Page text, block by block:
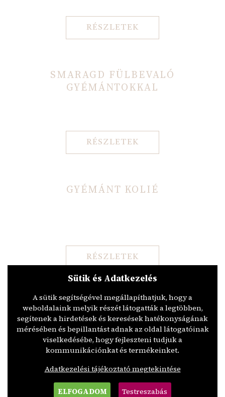
RÉSZLETEK
SMARAGD FÜLBEVALÓ
GYÉMÁNTOKKAL
RÉSZLETEK
GYÉMÁNT KOLIÉ
RÉSZLETEK
FEHÉRARANY SMARAGD SZETT
GYÉMÁNTOKKAL
RÉSZLETEK
Sütik és Adatkezelés
A sütik segítségével megállapíthatjuk, hogy a
weboldalaink melyik részét látogatták a legtöbben,
segítenek a hirdetések és keresések hatékonyságának
mérésében és bepillantást adnak az oldal látogatóinak
viselkedésébe, hogy fejleszteni tudjuk a
kommunikációnkat és termékeinket.
Adatkezelési tájékoztató megtekintése
ELFOGADOM Testreszabás